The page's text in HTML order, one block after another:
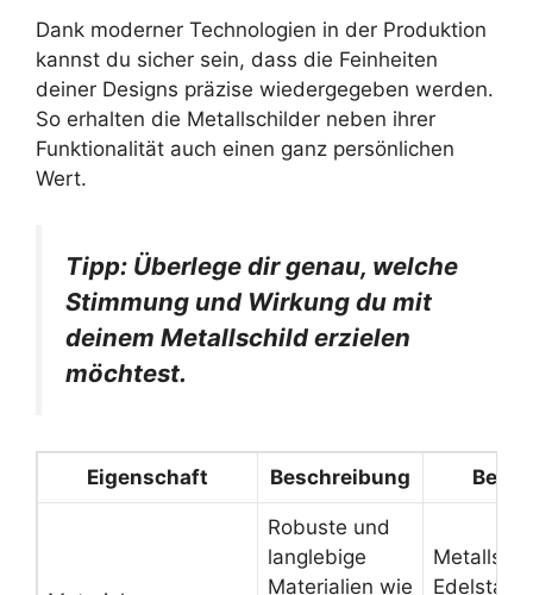
Dank moderner Technologien in der Produktion
kannst du sicher sein, dass die Feinheiten
deiner Designs präzise wiedergegeben werden.
So erhalten die Metallschilder neben ihrer
Funktionalität auch einen ganz persönlichen
Wert.
Tipp: Überlege dir genau, welche
Stimmung und Wirkung du mit
deinem Metallschild erzielen
möchtest.
Eigenschaft Beschreibung
Robuste und
langlebige
Materialien wie
Edelstahl